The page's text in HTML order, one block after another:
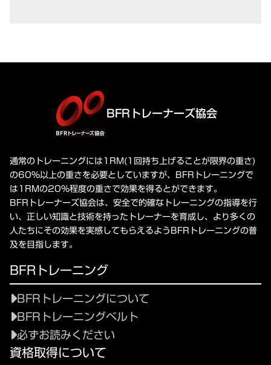
BFRトレーナーズ協会
通常のトレーニングには1RM(1回持ち上げることが限界の重さ)
の60%以上の重さを必要としていますが、BFRトレーニングで
は1RMの20%程度の重さで効果を得るとができます。
BFRトレーナーズ協会は、安全で的確なトレーニングの指導を行
い、正しい知識と技術を持ったトレーナーを育成し、より多くの
人たちにその効果を実感してもらえるようBFRトレーニングの普
及を目指します。
BFRトレーニング
BFRトレーニングについて
BFRトレーニングベルト
必ずお読みください
資格取得について